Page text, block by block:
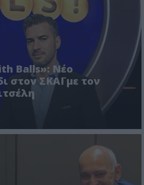
Balls»: Νέο
στον ΣΚΑΪ με τον